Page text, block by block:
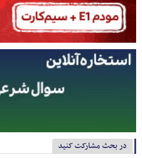
در بحث مشارکت کنید